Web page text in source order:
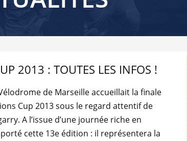
2013 : TOUTES LES INFOS !
de Marseille accueillait la finale
Cup 2013 sous le regard attentif de
A l’issue d’une journée riche en
cette 13e édition : il représentera la